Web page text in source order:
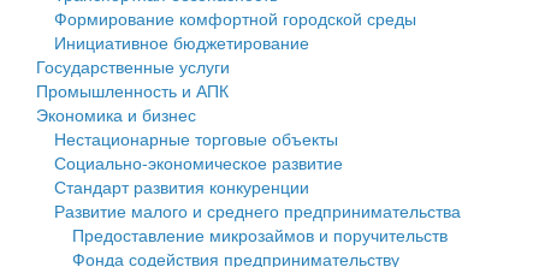
Государственные услуги
Промышленность и АПК
Экономика и бизнес
Символика
Устав
Гостям округа
Туризм
Культура
муниципального округа Тверской области
Администрация Кашинского муниципального округа
Тверской области
Управление сельскими территориями
Открытые данные
Финансовое управление
Бюджет для граждан
Имущество
Выявление правообладателей ранее учтенных
объектов недвижимости
Формирование комфортной городской среды
Инициативное бюджетирование
Государственные услуги
Промышленность и АПК
Экономика и бизнес
Нестационарные торговые объекты
Социально-экономическое развитие
Стандарт развития конкуренции
Развитие малого и среднего предпринимательства
Предоставление микрозаймов и поручительств
Фонда содействия предпринимательству